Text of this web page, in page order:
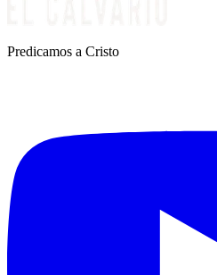
Predicamos a Cristo